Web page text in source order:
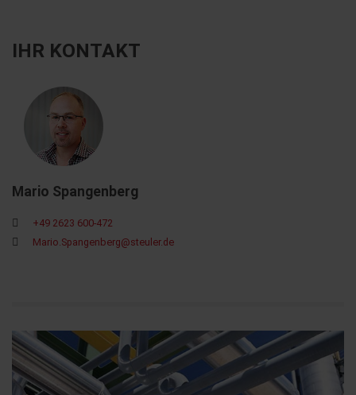
IHR KONTAKT
Mario Spangenberg
+49 2623 600-472
Mario.Spangenberg@steuler.de